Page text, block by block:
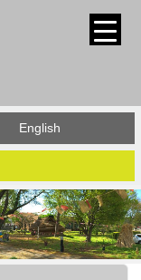
English